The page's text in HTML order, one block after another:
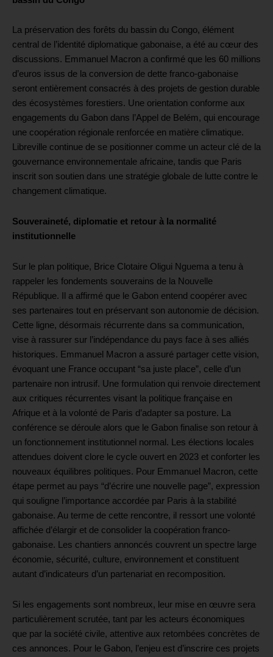
La préservation des forêts du bassin du Congo, élément
central de l’identité diplomatique gabonaise, a été au cœur des
discussions. Emmanuel Macron a confirmé que les 60 millions
d’euros issus de la conversion de dette franco-gabonaise
seront entièrement consacrés à des projets de gestion durable
des écosystèmes forestiers. Une orientation conforme aux
engagements du Gabon dans l’Appel de Belém, qui encourage
une coopération régionale renforcée en matière climatique.
Libreville continue de se positionner comme un acteur clé de la
gouvernance environnementale africaine, tandis que Paris
inscrit son soutien dans une stratégie globale de lutte contre le
changement climatique.
Souveraineté, diplomatie et retour à la normalité
institutionnelle
Sur le plan politique, Brice Clotaire Oligui Nguema a tenu à
rappeler les fondements souverains de la Nouvelle
République. Il a affirmé que le Gabon entend coopérer avec
ses partenaires tout en préservant son autonomie de décision.
Cette ligne, désormais récurrente dans sa communication,
vise à rassurer sur l’indépendance du pays face à ses alliés
historiques. Emmanuel Macron a assuré partager cette vision,
évoquant une France occupant “sa juste place”, celle d’un
partenaire non intrusif. Une formulation qui renvoie directement
aux critiques récurrentes visant la politique française en
Afrique et à la volonté de Paris d’adapter sa posture. La
conférence se déroule alors que le Gabon finalise son retour à
un fonctionnement institutionnel normal. Les élections locales
attendues doivent clore le cycle ouvert en 2023 et conforter les
nouveaux équilibres politiques. Pour Emmanuel Macron, cette
étape permet au pays “d’écrire une nouvelle page”, expression
qui souligne l’importance accordée par Paris à la stabilité
gabonaise. Au terme de cette rencontre, il ressort une volonté
affichée d’élargir et de consolider la coopération franco-
gabonaise. Les chantiers annoncés couvrent un spectre large
économie, sécurité, culture, environnement et constituent
autant d’indicateurs d’un partenariat en recomposition.
Si les engagements sont nombreux, leur mise en œuvre sera
particulièrement scrutée, tant par les acteurs économiques
que par la société civile, attentive aux retombées concrètes de
ces annonces. Pour le Gabon, l’enjeu est d’inscrire ces projets